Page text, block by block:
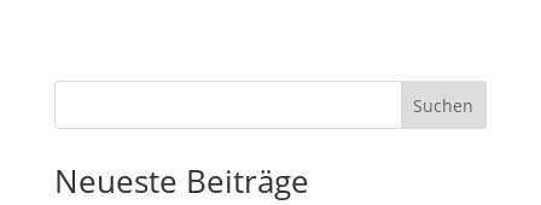
Suchen
Neueste Beiträge